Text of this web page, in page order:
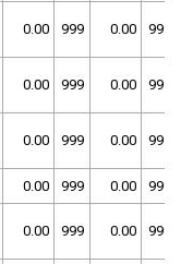
0.00 999 0.00 999
0.00 999 0.00 999
0.00 999 0.00 999
0.00 999 0.00 999
0.00 999 0.00 999